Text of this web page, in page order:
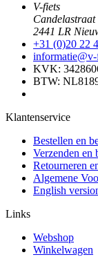
V-fiets
2441 LR
+31 (0)20 22
KVK:
BTW:
Klantenservice
Bestellen en
Verzenden en
Retourneren
Algemene
English
Links
Webshop
Winkelwagen